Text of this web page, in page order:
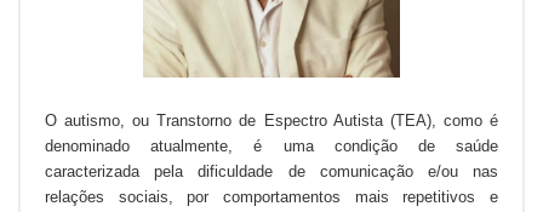
O autismo, ou Transtorno de Espectro Autista (TEA), como é
denominado atualmente, é uma condição de saúde
caracterizada pela dificuldade de comunicação e/ou nas
relações sociais, por comportamentos mais repetitivos e